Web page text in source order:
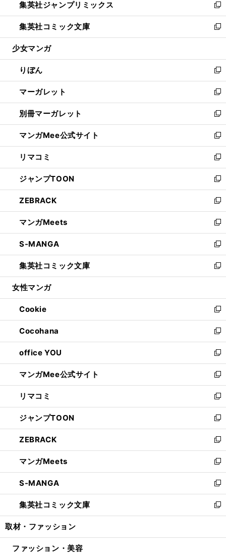
く
で
開
く
ド
ウ
で
開
ィ
ン
ド
ウ
開
く
い
ウ
ィ
ン
ウ
で
開
く
集英社ジャンプリミックス
新
し
い
ウ
ン
ド
ウ
で
開
く
集英社コミック文庫
新
し
ウ
ィ
ン
ド
ウ
で
開
く
少女マンガ
りぼん
新
し
い
ウ
ィ
ン
ド
ウ
で
開
く
マーガレット
新
し
い
ウ
ィ
ン
ド
ウ
で
開
く
別冊マーガレット
新
し
い
ウ
ィ
ン
ド
ウ
で
開
く
マンガMee公式サイト
新
し
い
ウ
ィ
ン
ド
ウ
で
開
く
リマコミ
新
し
い
ウ
ィ
ン
ド
ウ
で
開
く
ジャンプTOON
新
し
い
ウ
ィ
ン
ド
ウ
で
開
ZEBRACK
新
し
い
ウ
ィ
ン
ド
ウ
開
く
マンガMeets
新
し
い
ウ
ィ
ン
ウ
で
開
く
S-MANGA
新
し
い
ウ
ン
ド
ウ
で
開
く
集英社コミック文庫
新
し
ウ
ィ
ン
ド
ウ
で
開
く
女性マンガ
Cookie
新
し
い
ウ
ィ
ン
ド
ウ
で
開
く
Cocohana
新
し
い
ウ
ィ
ン
ド
ウ
で
開
く
office YOU
新
し
い
ウ
ィ
ン
ド
ウ
で
開
く
マンガMee公式サイト
新
し
い
ウ
ィ
ン
ド
ウ
で
開
く
リマコミ
新
し
い
ウ
ィ
ン
ド
ウ
で
開
く
ジャンプTOON
新
し
い
ウ
ィ
ン
ド
ウ
で
開
ZEBRACK
新
し
い
ウ
ィ
ン
ド
ウ
開
マンガMeets
新
し
い
ウ
ィ
ン
ウ
S-MANGA
新
し
い
ウ
ン
集英社コミック文庫
新
し
ウ
取材・ファッション
ファッション・美容